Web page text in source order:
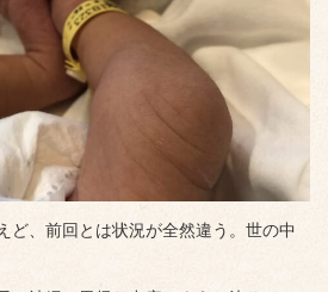
ど、前回とは状況が全然違う。世の中